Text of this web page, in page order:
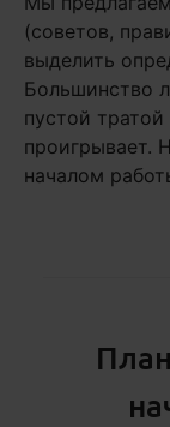
(советов,
выделить
Большинство
пустой
проигрывает.
началом